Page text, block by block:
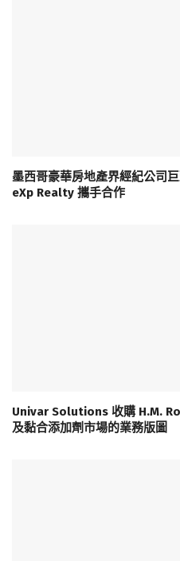
墨西哥豪華房地產界經紀公司
eXp Realty 攜手合作
Univar Solutions 收購 H.M.
及黏合添加劑市場的業務版圖